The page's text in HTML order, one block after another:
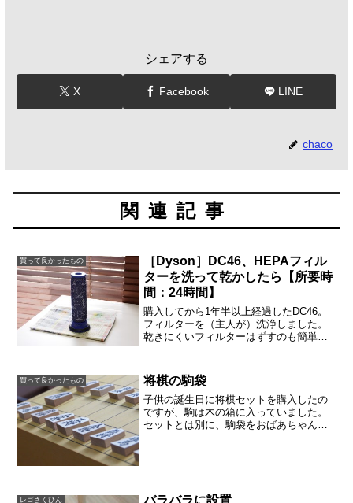
シェアする
X Facebook LINE
chaco
関連記事
買って良かったもの
［Dyson］DC46、HEPAフィル
ターを洗って乾かしたら【所要時
間：24時間】
購入してから1年半以上経過したDC46。
フィルターを（主人が）洗浄しました。
乾きにくいフィルターはずすのも簡単。
ある場所へ移動させたりしましたので、
次回も晴れた日に洗...
買って良かったもの 将棋の駒袋
子供の誕生日に将棋セットを購入したの
ですが、駒は木の箱に入っていました。
セットとは別に、駒袋をおばあちゃんに
レゴさくひん